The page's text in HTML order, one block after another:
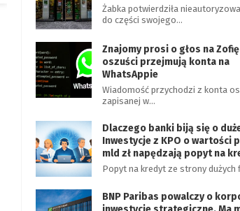
Żabka potwierdziła
do części swojego…
Znajomy prosi o głos na
oszuści przejmują konta na
WhatsAppie
Wiadomość przychodzi z konta
zapisanej w…
Dlaczego banki biją się o
Inwestycje z KPO o wartości
mld zł napędzają popyt na
Popyt na kredyt ze strony dużych
BNP Paribas powalczy o